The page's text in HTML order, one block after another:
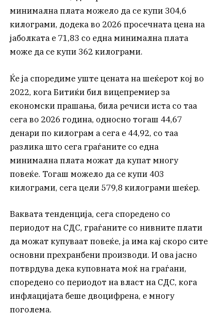
минимална плата можело да се купи 304,6
килограми, додека во 2026 просечната цена на
јаболката е 71,83 со една минимална плата
може да се купи 362 килограми.
Ќе ја споредиме уште цената на шеќерот кој во
2022, кога Битиќи бил вицепремиер за
економски прашања, била речиси иста со таа
сега во 2026 година, односно тогаш 44,67
денари по килограм а сега е 44,92, со таа
разлика што сега граѓаните со една
минимална плата можат да купат многу
повеќе. Тогаш можело да се купи 403
килограми, сега цели 579,8 килограми шеќер.
Ваквата тенденција, сега споредено со
периодот на СДС, граѓаните со нивните плати
да можат купуваат повеќе, ја има кај скоро сите
основни прехранбени производи. И ова јасно
потврдува дека куповната моќ на граѓани,
споредено со периодот на власт на СДС, кога
инфлацијата беше двоцифрена, е многу
поголема.